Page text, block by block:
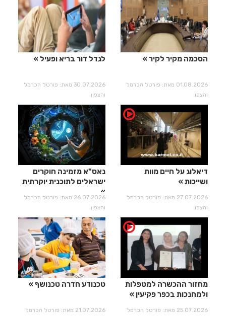
הסכמה מקיר לקיר
01.08.2026 מאת: פורטל הכרמל
והצפון
לגדל דור בריא ופעיל
30.07.2026 מאת: פורטל הכרמל
והצפון
דיאלוג על חיים מוות
ושייכות
27.07.2026 מאת: פורטל הכרמל
והצפון
נאס"א מזמינה חוקרים
ישראלים לתוכנית יוקרתית
26.07.2026 מאת: פורטל הכרמל
והצפון
מחזור ההכשרה למטפלות
ולמחנכות בכפר פקיעין
25.07.2026 מאת: פורטל הכרמל
טכנודע חדרה טכנושף
21.07.2026 מאת: פורטל הכרמל